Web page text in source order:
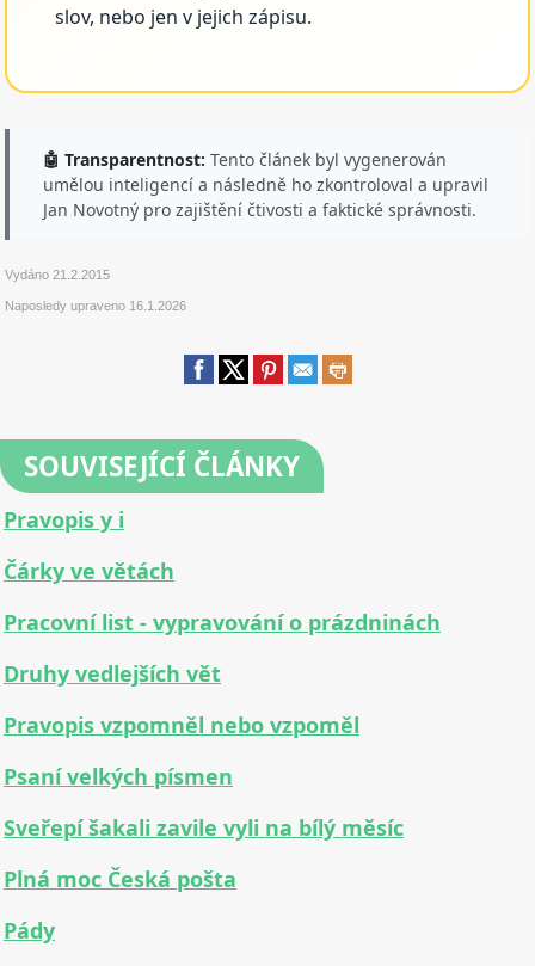
slov, nebo jen v jejich zápisu.
🤖 Transparentnost: Tento článek byl vygenerován
umělou inteligencí a následně ho zkontroloval a upravil
Jan Novotný pro zajištění čtivosti a faktické správnosti.
Vydáno21.2.2015
Naposledy upraveno 16.1.2026
SOUVISEJÍCÍ ČLÁNKY
Pravopis y i
Čárky ve větách
Pracovní list - vypravování o prázdninách
Druhy vedlejších vět
Pravopis vzpomněl nebo vzpoměl
Psaní velkých písmen
Sveřepí šakali zavile vyli na bílý měsíc
Plná moc Česká pošta
Pády